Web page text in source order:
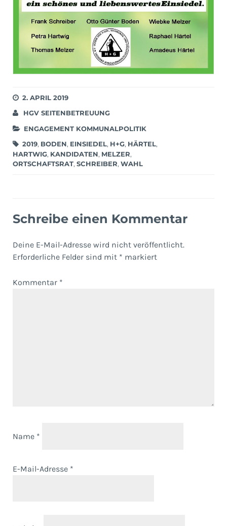
2. APRIL 2019
HGV SEITENBETREUUNG
ENGAGEMENT KOMMUNALPOLITIK
2019, BODEN, EINSIEDEL, H+G, HÄRTEL,
HARTWIG, KANDIDATEN, MELZER,
ORTSCHAFTSRAT, SCHREIBER, WAHL
Schreibe einen Kommentar
Deine E-Mail-Adresse wird nicht veröffentlicht.
Erforderliche Felder sind mit * markiert
Kommentar *
Name *
E-Mail-Adresse *